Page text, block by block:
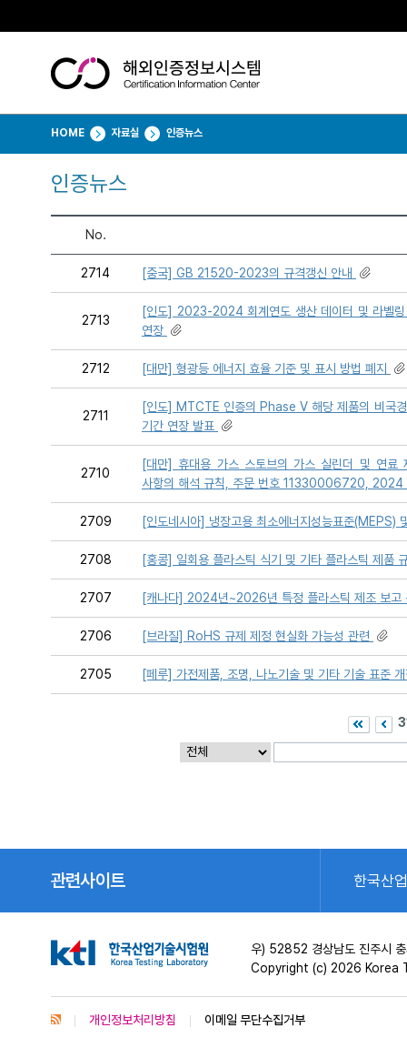
HOME 자료실 인증뉴스
인증뉴스
No.
2714 [중국] GB 21520-2023의 규격갱신 안내
2713
[인도] 2023-2024 회계연도 생산 데이터 및 라벨
연장
2712 [대만] 형광등 에너지 효율 기준 및 표시 방법 폐지
2711
[인도] MTCTE 인증의 Phase Ⅴ 해당 제품의 비국
기간 연장 발표
2710
[대만] 휴대용 가스 스토브의 가스 실린더 및 연료
사항의 해석 규칙, 주문 번호 11330006720,
2709 [인도네시아] 냉장고용 최소에너지성능표준(MEPS)
2708 [홍콩] 일회용 플라스틱 식기 및 기타 플라스틱 제품
2707 [캐나다] 2024년~2026년 특정 플라스틱 제조 보고
2706 [브라질] RoHS 규제 제정 현실화 가능성 관련
2705 [페루] 가전제품, 조명, 나노기술 및 기타 기술 표준
관련사이트 한국산
우) 52852 경상남도 진주시 충
Copyright (c) 2026 Korea
개인정보처리방침 이메일 무단수집거부